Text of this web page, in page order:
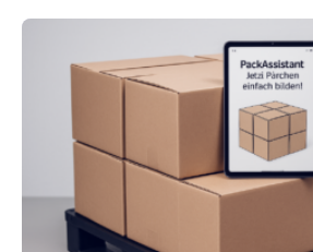
Die zugrunde liegende Methodik
anderen Maschinen übertragen.
umzurüsten ist ein Job für echte
Maschine faltet in Druckereien
Landkarten und vieles mehr –
Exemplare pro Stunde. Je nach
Auftrag kann das Umrüsten…